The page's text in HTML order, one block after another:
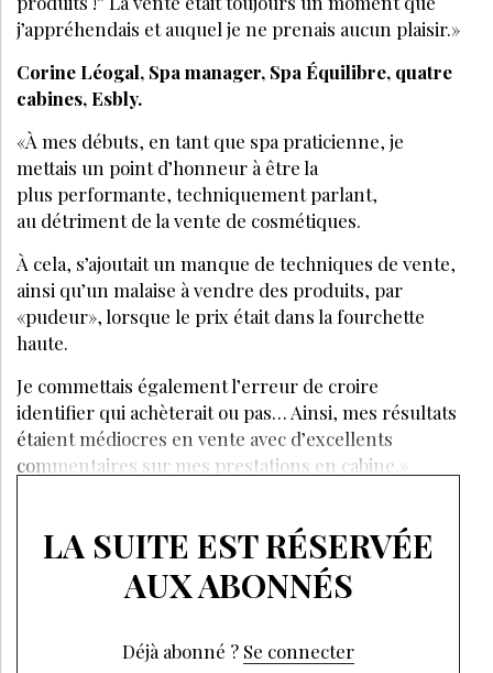
j’appréhendais et auquel je ne prenais aucun plaisir.»
Corine Léogal, Spa manager, Spa Équilibre, quatre
cabines, Esbly.
«À mes débuts, en tant que spa praticienne, je
mettais un point d’honneur à être la
plus performante, techniquement parlant,
au détriment de la vente de cosmétiques.
À cela, s’ajoutait un manque de techniques de vente,
ainsi qu’un malaise à vendre des produits, par
«pudeur», lorsque le prix était dans la fourchette
haute.
Je commettais également l’erreur de croire
identifier qui achèterait ou pas… Ainsi, mes résultats
étaient médiocres en vente avec d’excellents
commentaires sur mes prestations en cabine.»
LA SUITE EST RÉSERVÉE
AUX ABONNÉS
Déjà abonné ? Se connecter